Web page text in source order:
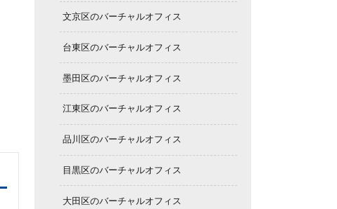
文京区のバーチャルオフィス
台東区のバーチャルオフィス
墨田区のバーチャルオフィス
江東区のバーチャルオフィス
品川区のバーチャルオフィス
目黒区のバーチャルオフィス
大田区のバーチャルオフィス